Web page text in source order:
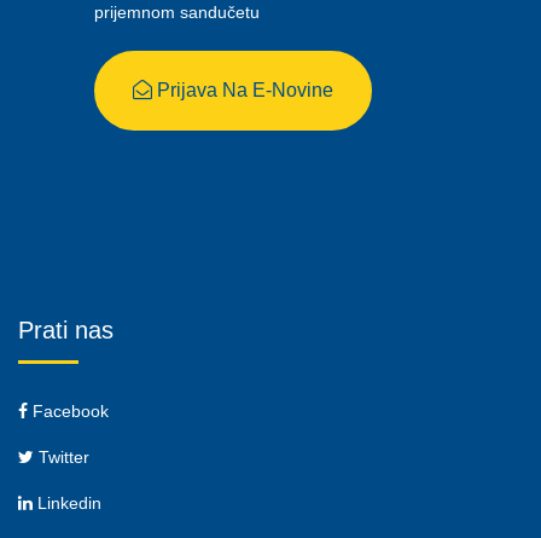
prijemnom sandučetu
Prijava Na E-Novine
Prati nas
Facebook
Twitter
Linkedin